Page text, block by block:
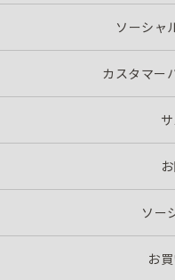
ソーシャ
カスタマー
ソー
お